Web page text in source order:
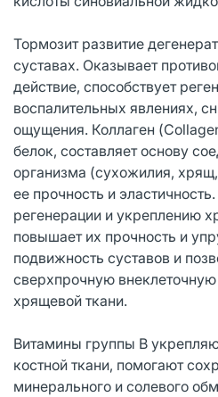
Тормозит развитие
суставах. Оказывает
действие, способствует
воспалительных явлениях,
ощущения. Коллаген
белок, составляет основу
организма (сухожилия,
ее прочность и
регенерации и укреплению
повышает их прочность и
подвижность суставов и
сверхпрочную
хрящевой ткани.
Витамины группы В
костной ткани, помогают
минерального и солевого